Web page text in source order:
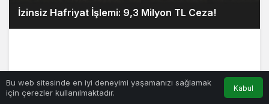
İzinsiz Hafriyat İşlemi: 9,3 Milyon TL Ceza!
Bu web sitesinde en iyi deneyimi yaşamanızı sağlamak
için çerezler kullanılmaktadır.
Kabul